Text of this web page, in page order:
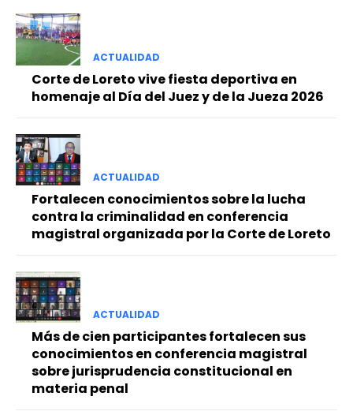
ACTUALIDAD
Corte de Loreto vive fiesta deportiva en
homenaje al Día del Juez y de la Jueza 2026
ACTUALIDAD
Fortalecen conocimientos sobre la lucha
contra la criminalidad en conferencia
magistral organizada por la Corte de Loreto
ACTUALIDAD
Más de cien participantes fortalecen sus
conocimientos en conferencia magistral
sobre jurisprudencia constitucional en
materia penal